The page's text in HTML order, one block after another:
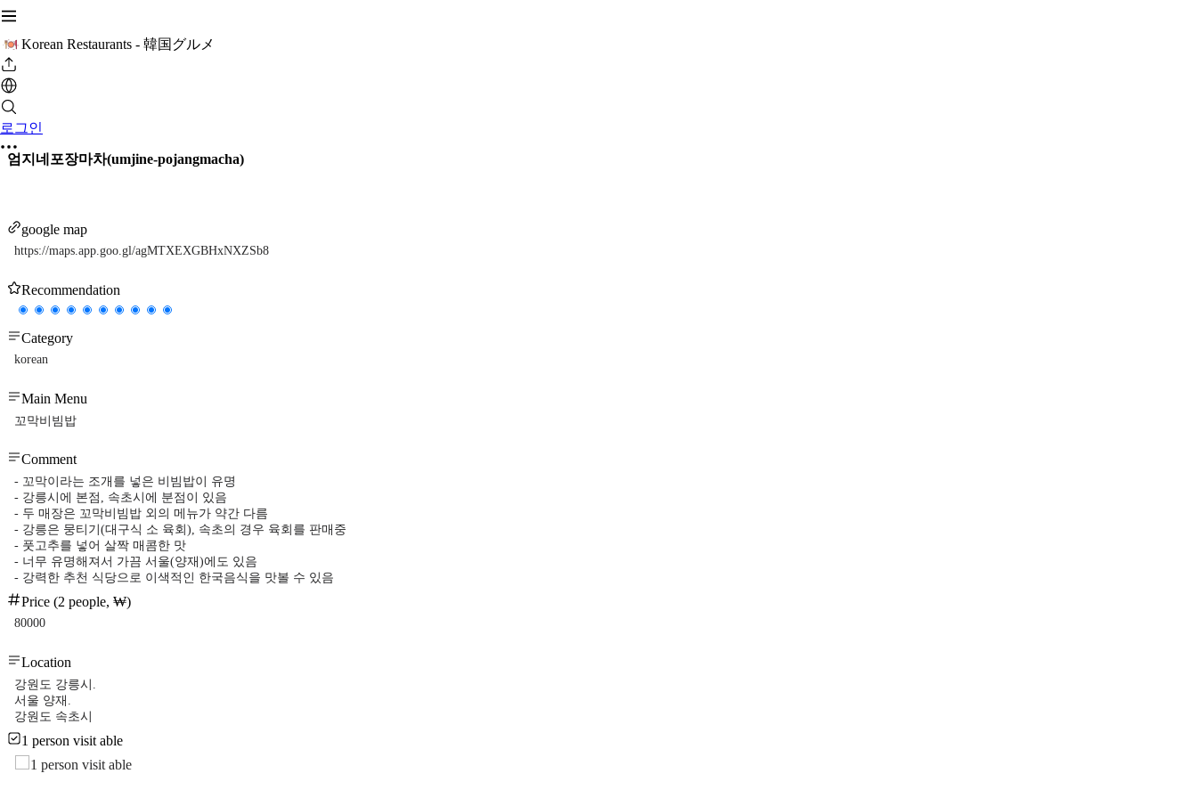
Korean Restaurants - 韓国グルメ
로그인
엄지네포장마차(umjine-pojangmacha)
google map
https://maps.app.goo.gl/agMTXEXGBHxNXZSb8
Recommendation
Category
korean
Main Menu
꼬막비빔밥
Comment
- 꼬막이라는 조개를 넣은 비빔밥이 유명
- 강릉시에 본점, 속초시에 분점이 있음
- 두 매장은 꼬막비빔밥 외의 메뉴가 약간 다름
- 강릉은 뭉티기(대구식 소 육회), 속초의 경우 육회를 판매중
- 풋고추를 넣어 살짝 매콤한 맛
- 너무 유명해져서 가끔 서울(양재)에도 있음
- 강력한 추천 식당으로 이색적인 한국음식을 맛볼 수 있음
Price (2 people, ₩)
80000
Location
강원도 강릉시.
서울 양재.
강원도 속초시
1 person visit able
1 person visit able